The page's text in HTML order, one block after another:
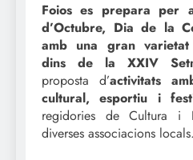
Foios es prepara per
d’Octubre, Dia de la
amb una gran varietat
dins de la XXIV
proposta d’activitats
cultural, esportiu i
regidories de Cultura i
diverses associacions locals.